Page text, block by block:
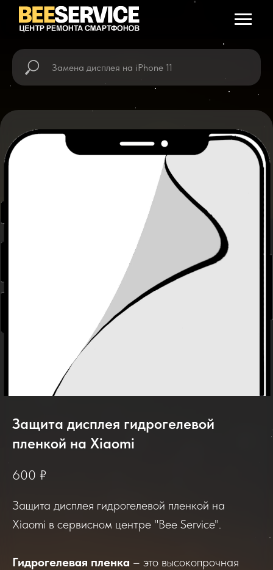
Защита дисплея гидрогелевой
пленкой на Xiaomi
600 ₽
Защита дисплея гидрогелевой пленкой на
Xiaomi в сервисном центре "Bee Service".
Гидрогелевая пленка – это высокопрочная